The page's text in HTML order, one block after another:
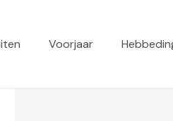
Voorjaar